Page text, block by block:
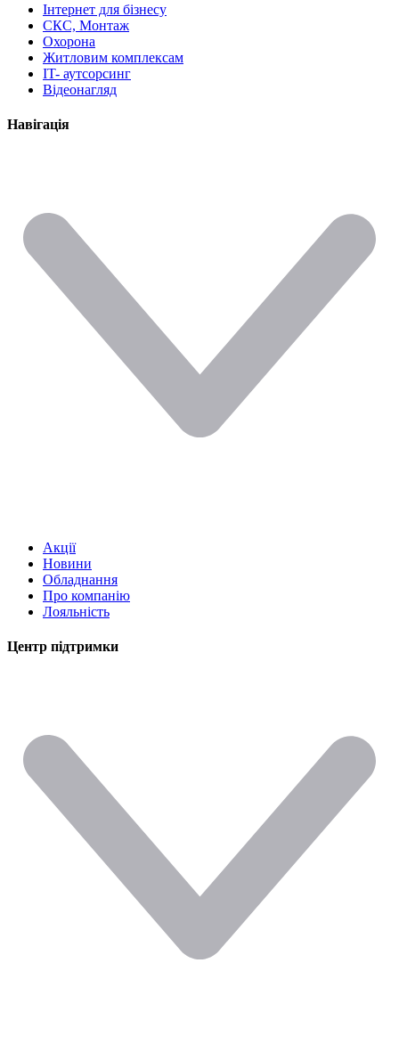
Інтернет для бізнесу
СКС, Монтаж
Охорона
Житловим комплексам
IT- аутсорсинг
Відеонагляд
Навігація
Акції
Новини
Обладнання
Про компанію
Лояльність
Центр підтримки